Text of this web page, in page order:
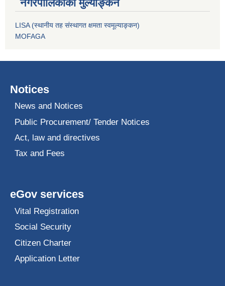
नगरपालिकाको मुल्याङ्कन
LISA (स्थानीय तह संस्थागत क्षमता स्वमूल्याङ्कन)
MOFAGA
Notices
News and Notices
Public Procurement/ Tender Notices
Act, law and directives
Tax and Fees
eGov services
Vital Registration
Social Security
Citizen Charter
Application Letter